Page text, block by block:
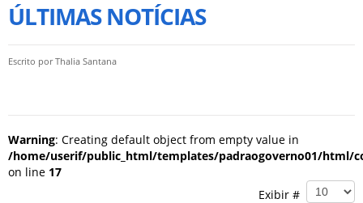
ÚLTIMAS NOTÍCIAS
Escrito porThalia Santana
Warning: Creating default object from empty value in
/home/userif/public_html/templates/padraogoverno01/html/
on line 17
Exibir #